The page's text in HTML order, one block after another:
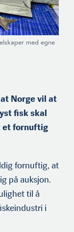
med egne
mulig fisk skal
Norge vil at
fisk skal
et fornuftig
fornuftig, at
på auksjon.
til å
i